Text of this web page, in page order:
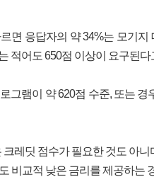
면 응답자의 약 34%는 모기
적어도 650점 이상이 요구된다
그램이 약 620점 수준, 또는
레딧 점수가 필요한 것도 아
비교적 낮은 금리를 제공하는